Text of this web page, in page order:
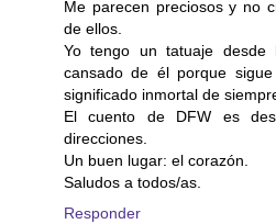
Me parecen preciosos y no
de ellos.
Yo tengo un tatuaje
cansado de él porque
significado inmortal de
El cuento de DFW es
direcciones.
Un buen lugar: el corazón.
Saludos a todos/as.
Responder